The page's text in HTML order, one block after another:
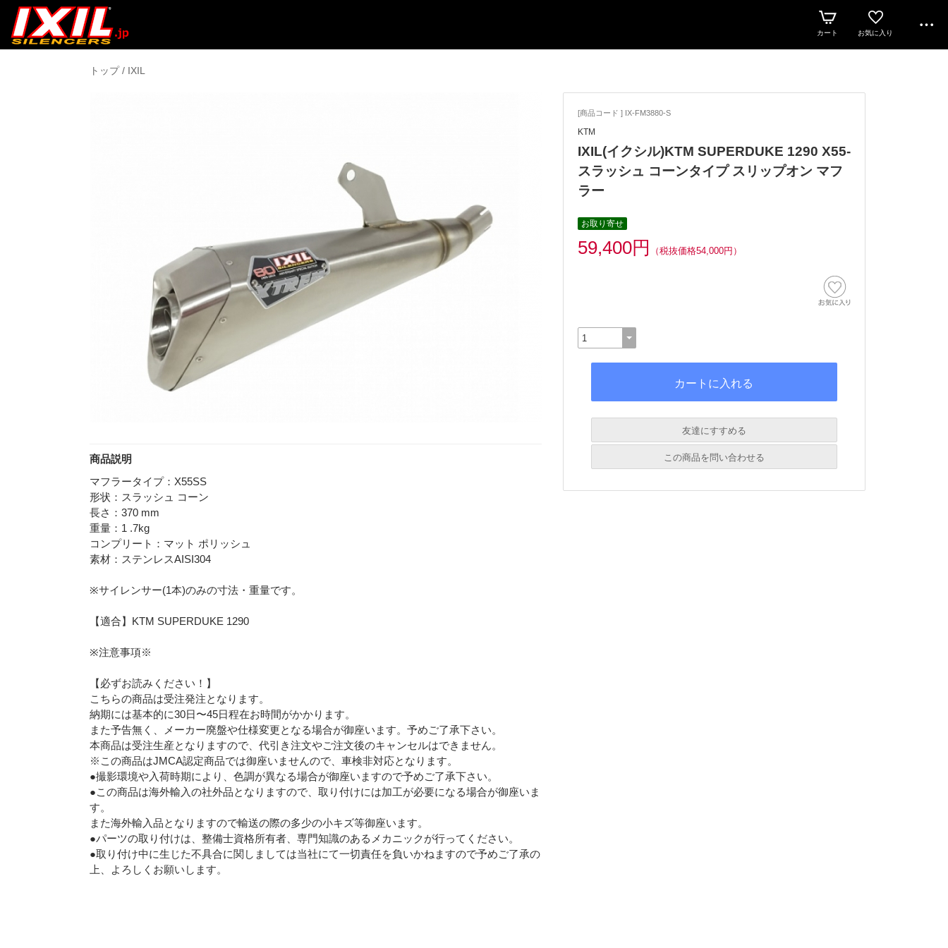
カート お気に入り
トップ/ IXIL
商品説明
マフラータイプ：X55SS
形状：スラッシュ コーン
長さ：370 mm
重量：1 .7kg
コンプリート：マット ポリッシュ
素材：ステンレスAISI304
※サイレンサー(1本)のみの寸法・重量です。
【適合】KTM SUPERDUKE 1290
※注意事項※
【必ずお読みください！】
こちらの商品は受注発注となります。
納期には基本的に30日〜45日程在お時間がかかります。
また予告無く、メーカー廃盤や仕様変更となる場合が御座います。予めご了承下さい。
本商品は受注生産となりますので、代引き注文やご注文後のキャンセルはできません。
※この商品はJMCA認定商品では御座いませんので、車検非対応となります。
●撮影環境や入荷時期により、色調が異なる場合が御座いますので予めご了承下さい。
●この商品は海外輸入の社外品となりますので、取り付けには加工が必要になる場合が御座いま
す。
また海外輸入品となりますので輸送の際の多少の小キズ等御座います。
●パーツの取り付けは、整備士資格所有者、専門知識のあるメカニックが行ってください。
●取り付け中に生じた不具合に関しましては当社にて一切責任を負いかねますので予めご了承の
上、よろしくお願いします。
[商品コード ] IX-FM3880-S
KTM
IXIL(イクシル)KTM SUPERDUKE 1290 X55-
スラッシュ コーンタイプ スリップオン マフ
ラー
お取り寄せ
59,400円 （税抜価格54,000円）
友達にすすめる
この商品を問い合わせる